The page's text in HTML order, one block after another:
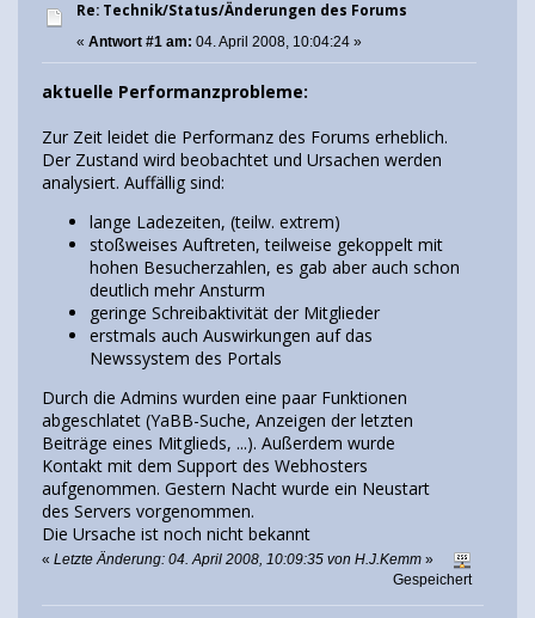
Re: Technik/Status/Änderungen des Forums
« Antwort #1 am: 04. April 2008, 10:04:24 »
aktuelle Performanzprobleme:
Zur Zeit leidet die Performanz des Forums erheblich.
Der Zustand wird beobachtet und Ursachen werden
analysiert. Auffällig sind:
lange Ladezeiten, (teilw. extrem)
stoßweises Auftreten, teilweise gekoppelt mit
hohen Besucherzahlen, es gab aber auch schon
deutlich mehr Ansturm
geringe Schreibaktivität der Mitglieder
erstmals auch Auswirkungen auf das
Newssystem des Portals
Durch die Admins wurden eine paar Funktionen
abgeschlatet (YaBB-Suche, Anzeigen der letzten
Beiträge eines Mitglieds, ...). Außerdem wurde
Kontakt mit dem Support des Webhosters
aufgenommen. Gestern Nacht wurde ein Neustart
des Servers vorgenommen.
Die Ursache ist noch nicht bekannt
« Letzte Änderung: 04. April 2008, 10:09:35 von H.J.Kemm »
Gespeichert